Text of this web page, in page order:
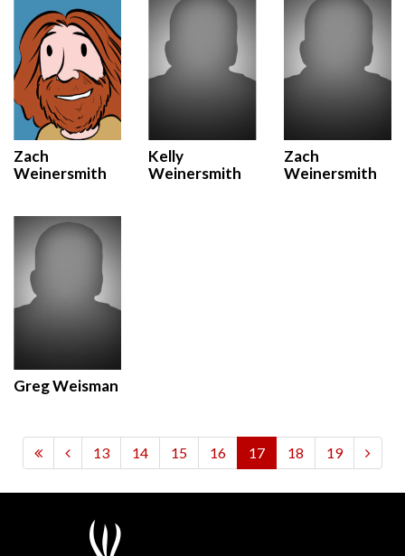
Zach
Weinersmith
Kelly
Weinersmith
Zach
Weinersmith
Greg Weisman
13 14 15 16 17 18 19